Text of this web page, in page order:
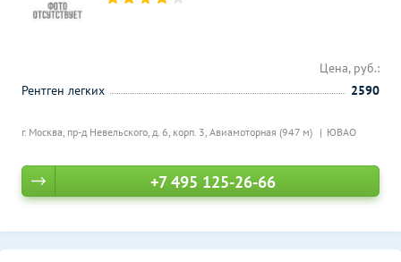
г. Москва, пр-д Невельского, д. 6, корп. 3, Авиамоторная (947 м) ЮВАО
Цена, руб.:
Рентген легких
2590
+7 495 125-26-66